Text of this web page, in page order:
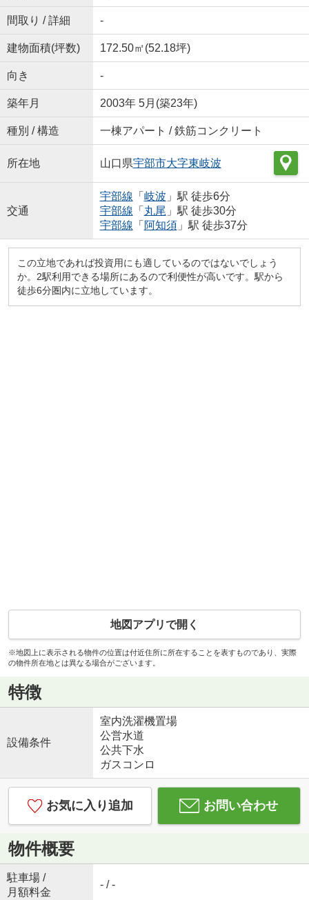
間取り / 詳細 -
建物面積(坪数) 172.50㎡(52.18坪)
向き -
築年月 2003年 5月(築23年)
種別 / 構造 一棟アパート / 鉄筋コンクリート
所在地 山口県宇部市大字東岐波
交通
宇部線 「 岐波 」駅 徒歩6分
宇部線 「 丸尾 」駅 徒歩30分
宇部線 「 阿知須」駅 徒歩37分
この立地であれば投資用にも適しているのではないでしょう
か。2駅利用できる場所にあるので利便性が高いです。駅から
徒歩6分圏内に立地しています。
地図アプリで開く
※地図上に表示される物件の位置は付近住所に所在することを表すものであり、実際
の物件所在地とは異なる場合がございます。
特徴
設備条件
室内洗濯機置場
公営水道
公共下水
ガスコンロ
お気に入り追加 お問い合わせ
物件概要
駐車場 /
月額料金
- / -